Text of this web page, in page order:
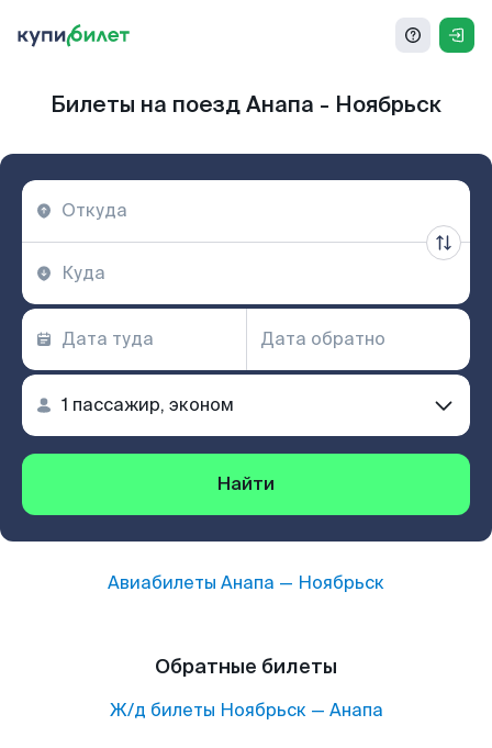
Билеты на поезд Анапа - Ноябрьск
Найти
Авиабилеты Анапа — Ноябрьск
Обратные билеты
Ж/д билеты Ноябрьск— Анапа